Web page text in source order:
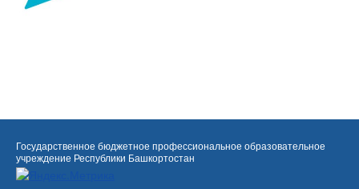
Государственное бюджетное профессиональное образовательное
учреждение Республики Башкортостан